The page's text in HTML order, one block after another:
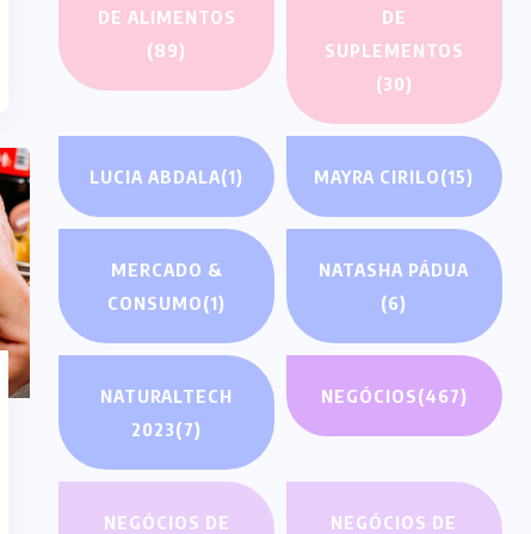
DE ALIMENTOS
(89)
DE
SUPLEMENTOS
(30)
LUCIA ABDALA(1) MAYRA CIRILO(15)
MERCADO &
CONSUMO(1)
NATASHA PÁDUA
(6)
NATURALTECH
2023(7)
NEGÓCIOS(467)
NEGÓCIOS DE
NEGÓCIOS DE